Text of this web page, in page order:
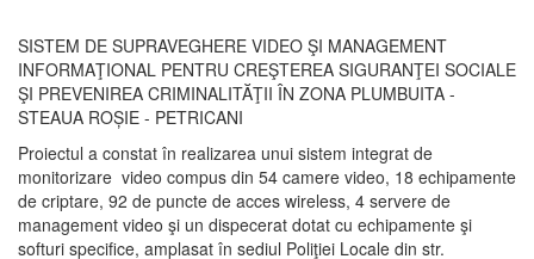
SISTEM DE SUPRAVEGHERE VIDEO ŞI MANAGEMENT
INFORMAŢIONAL PENTRU CREŞTEREA SIGURANŢEI SOCIALE
ŞI PREVENIREA CRIMINALITĂŢII ÎN ZONA PLUMBUITA -
STEAUA ROȘIE - PETRICANI
Proiectul a constat în realizarea unui sistem integrat de
monitorizare video compus din 54 camere video, 18 echipamente
de criptare, 92 de puncte de acces wireless, 4 servere de
management video şi un dispecerat dotat cu echipamente şi
softuri specifice, amplasat în sediul Poliţiei Locale din str.